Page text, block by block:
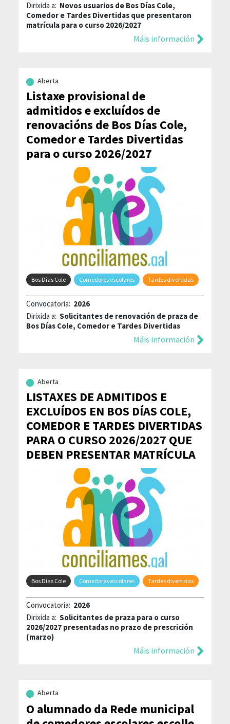
Dirixida a: Novos usuarios de Bos Días Cole,
Comedor e Tardes Divertidas que presentaron
matrícula para o curso 2026/2027
Máis información
Aberta
Listaxe provisional de
admitidos e excluídos de
renovacións de Bos Días Cole,
Comedor e Tardes Divertidas
para o curso 2026/2027
Bos Días Cole Comedores escolares Tardes divertidas
Convocatoria: 2026
Dirixida a: Solicitantes de renovación de praza de
Bos Días Cole, Comedor e Tardes Divertidas
Máis información
Aberta
LISTAXES DE ADMITIDOS E
EXCLUÍDOS EN BOS DÍAS COLE,
COMEDOR E TARDES DIVERTIDAS
PARA O CURSO 2026/2027 QUE
DEBEN PRESENTAR MATRÍCULA
Bos Días Cole Comedores escolares Tardes divertidas
Convocatoria: 2026
Dirixida a: Solicitantes de praza para o curso
2026/2027 presentadas no prazo de prescrición
(marzo)
Máis información
Aberta
O alumnado da Rede municipal